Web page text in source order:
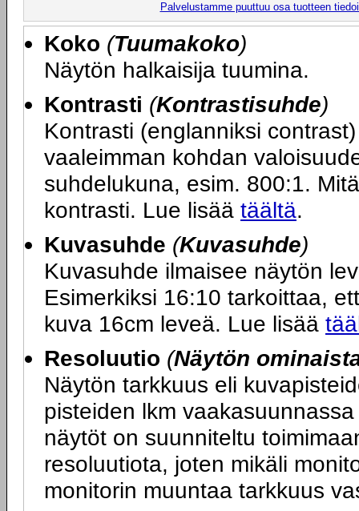
Palvelustamme puuttuu osa tuotteen
Koko (Tuumakoko)
Näytön halkaisija tuumina.
Kontrasti (Kontrastisuhde)
Kontrasti (englanniksi
vaaleimman kohdan
suhdelukuna, esim. 800:1.
kontrasti. Lue lisää täältä.
Kuvasuhde (Kuvasuhde)
Kuvasuhde ilmaisee näytön
Esimerkiksi 16:10 tarkoittaa,
kuva 16cm leveä. Lue lisää
Resoluutio (Näytön
Näytön tarkkuus eli
pisteiden lkm
näytöt on suunniteltu
resoluutiota, joten mikäli
monitorin muuntaa tarkkuus